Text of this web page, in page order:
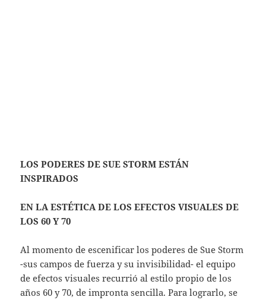
LOS PODERES DE SUE STORM ESTÁN
INSPIRADOS
EN LA ESTÉTICA DE LOS EFECTOS VISUALES DE
LOS 60 Y 70
Al momento de escenificar los poderes de Sue Storm
-sus campos de fuerza y su invisibilidad- el equipo
de efectos visuales recurrió al estilo propio de los
años 60 y 70, de impronta sencilla. Para lograrlo, se